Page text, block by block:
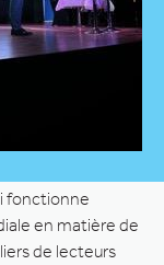
fonctionne
en matière de
de lecteurs